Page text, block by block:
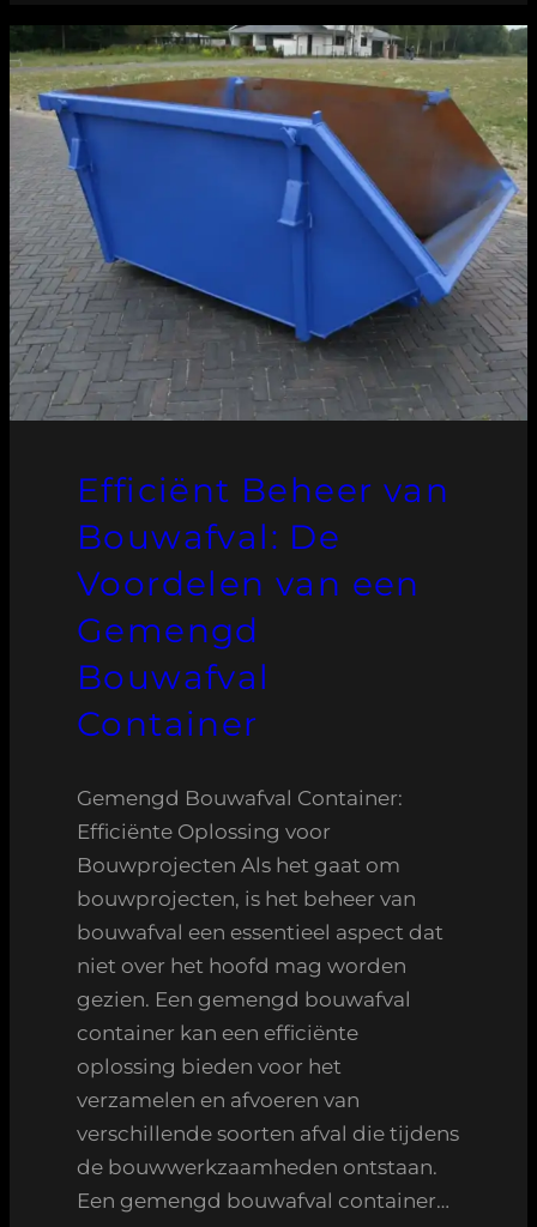
Efficiënt Beheer van
Bouwafval: De
Voordelen van een
Gemengd
Bouwafval
Container
Gemengd Bouwafval Container:
Efficiënte Oplossing voor
Bouwprojecten Als het gaat om
bouwprojecten, is het beheer van
bouwafval een essentieel aspect dat
niet over het hoofd mag worden
gezien. Een gemengd bouwafval
container kan een efficiënte
oplossing bieden voor het
verzamelen en afvoeren van
verschillende soorten afval die tijdens
de bouwwerkzaamheden ontstaan.
Een gemengd bouwafval container…